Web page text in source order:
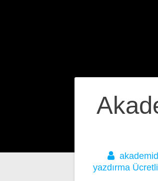
yazdırma
Yazı